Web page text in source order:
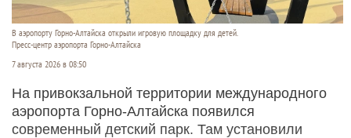
В аэропорту Горно-Алтайска открыли игровую площадку для детей.
Пресс-центр аэропорта Горно-Алтайска
7 августа 2026 в 08:50
На привокзальной территории международного
аэропорта Горно-Алтайска появился
современный детский парк. Там установили